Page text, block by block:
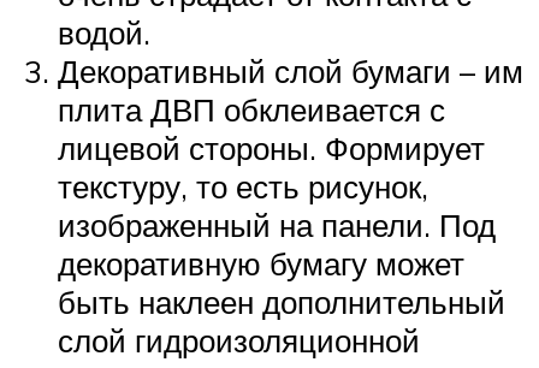
водой.
Декоративный слой бумаги – им
плита ДВП обклеивается с
лицевой стороны. Формирует
текстуру, то есть рисунок,
изображенный на панели. Под
декоративную бумагу может
быть наклеен дополнительный
слой гидроизоляционной